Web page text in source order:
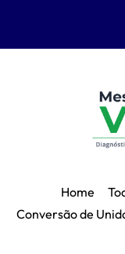
Home
Conversão de